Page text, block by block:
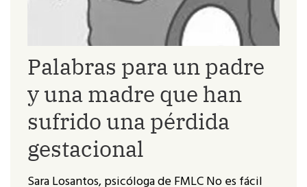
Palabras para un padre
y una madre que han
sufrido una pérdida
gestacional
Sara Losantos, psicóloga de FMLC No es fácil